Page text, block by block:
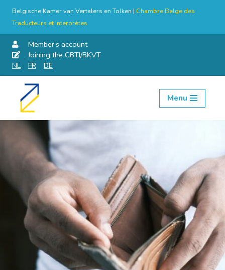
Belgische Kamer van Vertalers en Tolken | Chambre Belge des
Traducteurs et Interprètes
Member’s account
Joining the CBTI/BKVT
NL
FR DE
Skip
content
Menu